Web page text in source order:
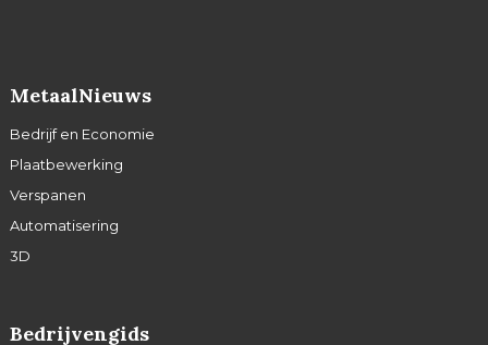
MetaalNieuws
Bedrijf en Economie
Plaatbewerking
Verspanen
Automatisering
3D
Bedrijvengids